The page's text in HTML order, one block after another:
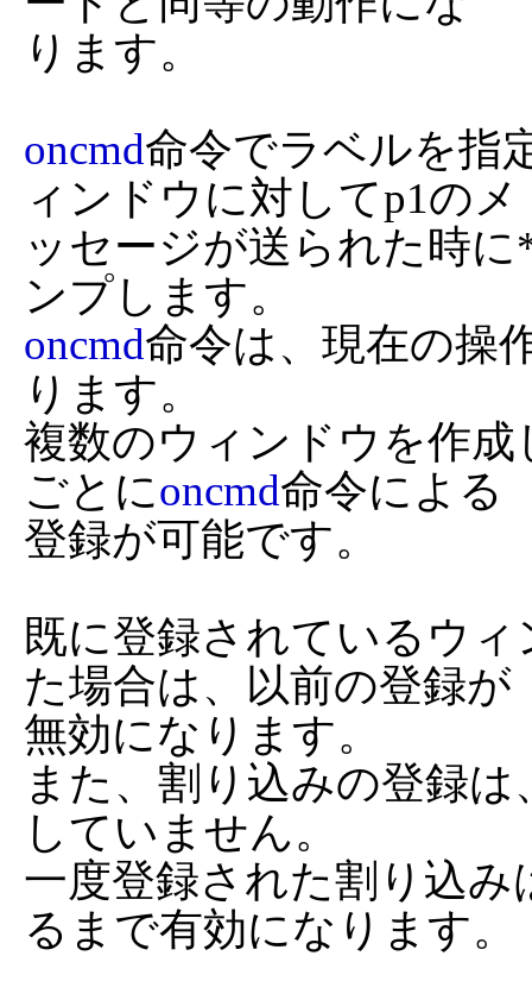
ります。
oncmd命令でラベルを指
ィンドウに対してp1のメ
ッセージが送られた時
oncmd命令は、現在の操
ります。
複数のウィンドウを作
ごとにoncmd命令による
登録が可能です。
既に登録されているウ
た場合は、以前の登録が
無効になります。
また、割り込みの登録
していません。
一度登録された割り込
るまで有効になります。